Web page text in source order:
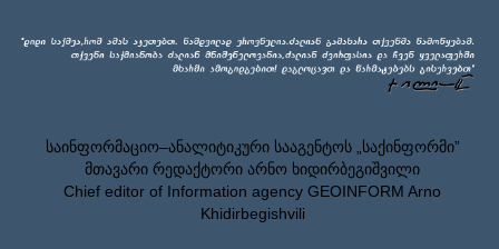
საინფორმაციო–ანალიტიკური სააგენტოს „საქინფორმი”
მთავარი რედაქტორი არნო ხიდირბეგიშვილი
Chief editor of Information agency GEOINFORM Arno
Khidirbegishvili